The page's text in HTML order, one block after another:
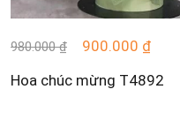
980.000₫
gốc
900.000 ₫
hiện
Hoa chúc mừng T4892